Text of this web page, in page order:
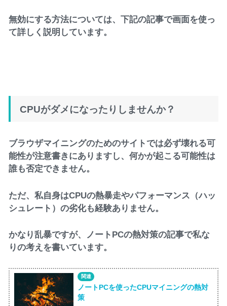
無効にする方法については、下記の記事で画面を使っ
て詳しく説明しています。
CPUがダメになったりしませんか？
ブラウザマイニングのためのサイトでは必ず壊れる可
能性が注意書きにありますし、何かが起こる可能性は
誰も否定できません。
ただ、私自身はCPUの熱暴走やパフォーマンス（ハッ
シュレート）の劣化も経験ありません。
かなり乱暴ですが、ノートPCの熱対策の記事で私な
りの考えを書いています。
ノートPCを使ったCPUマイニングの熱対
策